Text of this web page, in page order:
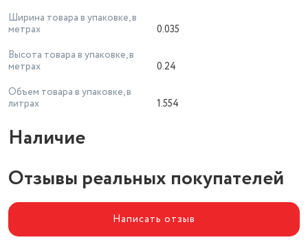
Ширина товара в упаковке, в
метрах
0.035
Высота товара в упаковке, в
метрах
0.24
Объем товара в упаковке, в
литрах
1.554
Наличие
Отзывы реальных покупателей
Написать отзыв